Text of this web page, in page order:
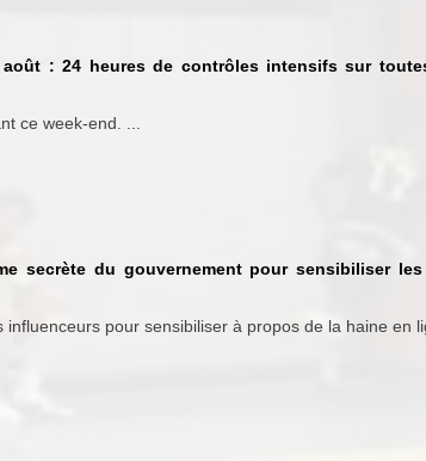
août : 24 heures de contrôles intensifs sur
ce week-end. ...
secrète du gouvernement pour sensibiliser
pour sensibiliser à propos de la haine en